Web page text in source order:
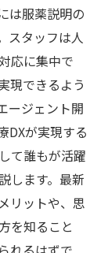
は服薬説明の
スタッフは人
応に集中で
現できるよう
ージェント開
DXが実現する
て誰もが活躍
します。最新
リットや、思
を知ること